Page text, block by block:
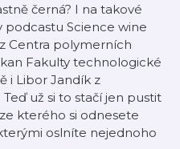
černá? I na takové
Science wine
Centra polymerních
Fakulty technologické
i Libor Jandík z
už si to stačí jen pustit
kterého si odnesete
oslníte nejednoho